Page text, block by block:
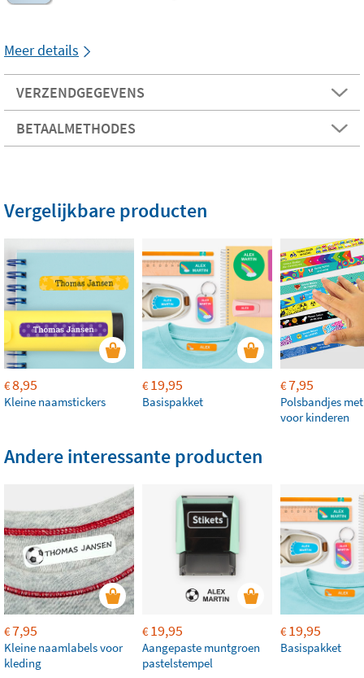
Meer details
VERZENDGEGEVENS
BETAALMETHODES
Vergelijkbare producten
€8,95
Kleine naamstickers
€19,95
Basispakket
€7,95
Polsbandjes
voor kinderen
Andere interessante producten
€7,95
Kleine naamlabels voor
kleding
€19,95
Aangepaste muntgroen
pastelstempel
€19,95
Basispakket